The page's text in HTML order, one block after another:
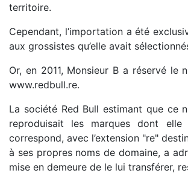
territoire.
Cependant, l’importation a été
aux grossistes qu’elle avait
Or, en 2011, Monsieur B a réservé le
www.redbull.re.
La société Red Bull estimant que ce
reproduisait les marques dont
correspond, avec l’extension "re"
à ses propres noms de domaine, a
mise en demeure de le lui transférer,